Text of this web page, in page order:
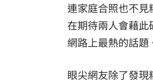
連家庭合照也不
在期待兩人會藉
網路上最熱的話題
眼尖網友除了發